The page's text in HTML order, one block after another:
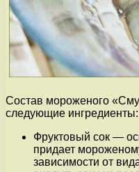
Состав мороженого
следующие ингредиенты:
Фруктовый сок —
придает
зависимости от